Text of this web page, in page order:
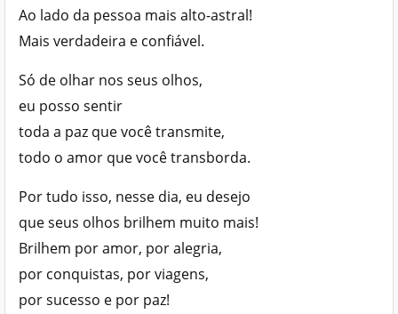
Ao lado da pessoa mais alto-astral!
Mais verdadeira e confiável.
Só de olhar nos seus olhos,
eu posso sentir
toda a paz que você transmite,
todo o amor que você transborda.
Por tudo isso, nesse dia, eu desejo
que seus olhos brilhem muito mais!
Brilhem por amor, por alegria,
por conquistas, por viagens,
por sucesso e por paz!